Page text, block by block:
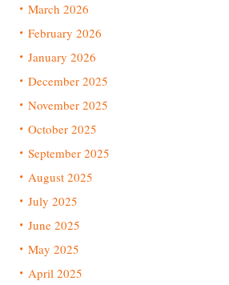
March 2026
February 2026
January 2026
December 2025
November 2025
October 2025
September 2025
August 2025
July 2025
June 2025
May 2025
April 2025